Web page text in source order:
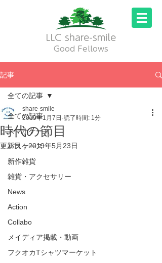
LLC share-smile
Good Fellows
記事
全ての記事
スマホケース
パスケース
新作雑貨
雑貨・アクセサリー
News
Action
Collabo
メイディア掲載・動画
フクオカTシャツマーケット
全ての記事
時代の節目
share-smile
2019年1月7日 読了時間: 1分
更新日：2019年5月23日